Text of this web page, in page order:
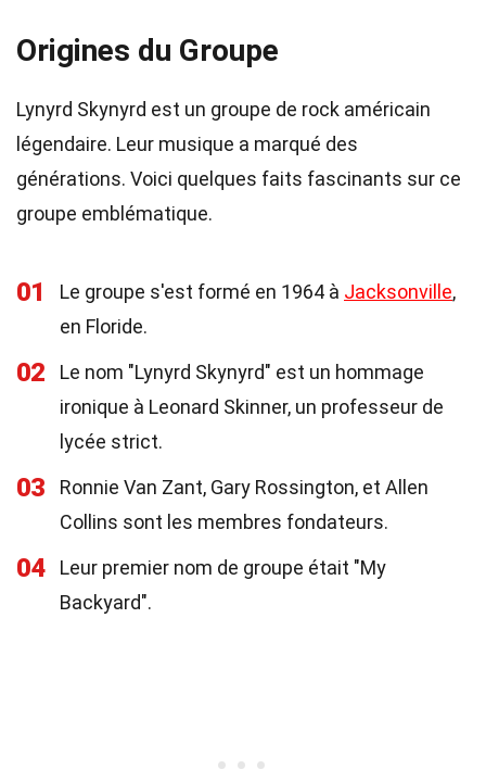
Origines du Groupe
Lynyrd Skynyrd est un groupe de rock américain
légendaire. Leur musique a marqué des
générations. Voici quelques faits fascinants sur ce
groupe emblématique.
01 Le groupe s'est formé en 1964 à Jacksonville,
en Floride.
02
Le nom "Lynyrd Skynyrd" est un hommage
ironique à Leonard Skinner, un professeur de
lycée strict.
03
Ronnie Van Zant, Gary Rossington, et Allen
Collins sont les membres fondateurs.
04
Leur premier nom de groupe était "My
Backyard".